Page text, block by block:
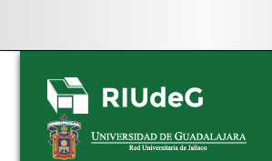
Skip
navigation